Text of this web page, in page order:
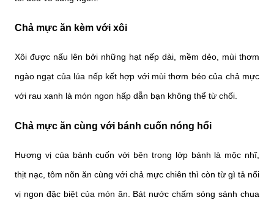
Chả mực ăn kèm với xôi
Xôi được nấu lên bởi những hạt nếp dài, mềm dẻo, mùi thơm
ngào ngạt của lúa nếp kết hợp với mùi thơm béo của chả mực
với rau xanh là món ngon hấp dẫn bạn không thể từ chối.
Chả mực ăn cùng với bánh cuốn nóng hổi
Hương vị của bánh cuốn với bên trong lớp bánh là mộc nhĩ,
thịt nạc, tôm nõn ăn cùng với chả mực chiên thì còn từ gì tả nổi
vị ngon đặc biệt của món ăn. Bát nước chấm sóng sánh chua